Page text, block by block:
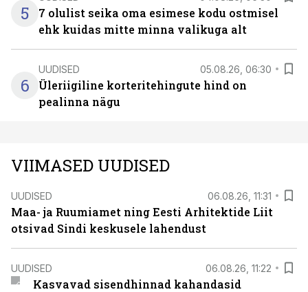
5
7 olulist seika oma esimese kodu ostmisel
ehk kuidas mitte minna valikuga alt
6
UUDISED 05.08.26, 06:30
Üleriigiline korteritehingute hind on
pealinna nägu
VIIMASED UUDISED
UUDISED 06.08.26, 11:31
Maa- ja Ruumiamet ning Eesti Arhitektide Liit
otsivad Sindi keskusele lahendust
UUDISED 06.08.26, 11:22
Kasvavad sisendhinnad kahandasid